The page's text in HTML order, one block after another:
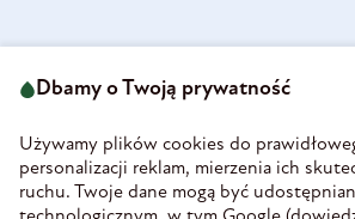
58-160 Świebodzice
REGON 890213034
INFORMACJE
Dbamy o Twoją prywatność
Używamy plików cookies do
personalizacji reklam, mierzenia ich
ruchu. Twoje dane mogą być